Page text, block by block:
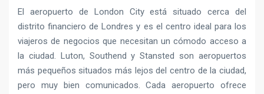
El aeropuerto de London City está situado cerca del
distrito financiero de Londres y es el centro ideal para los
viajeros de negocios que necesitan un cómodo acceso a
la ciudad. Luton, Southend y Stansted son aeropuertos
más pequeños situados más lejos del centro de la ciudad,
pero muy bien comunicados. Cada aeropuerto ofrece